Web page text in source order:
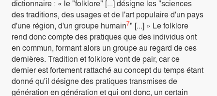
dictionnaire : « le "folklore" [...] désigne les "sciences
des traditions, des usages et de l'art populaire d'un pays
d'une région, d'un groupe humain7" [...] » Le folklore
rend donc compte des pratiques que des individus ont
en commun, formant alors un groupe au regard de ces
dernières. Tradition et folklore vont de pair, car ce
dernier est fortement rattaché au concept du temps étant
donné qu'il désigne des pratiques transmises de
génération en génération et qui ont donc, un certain